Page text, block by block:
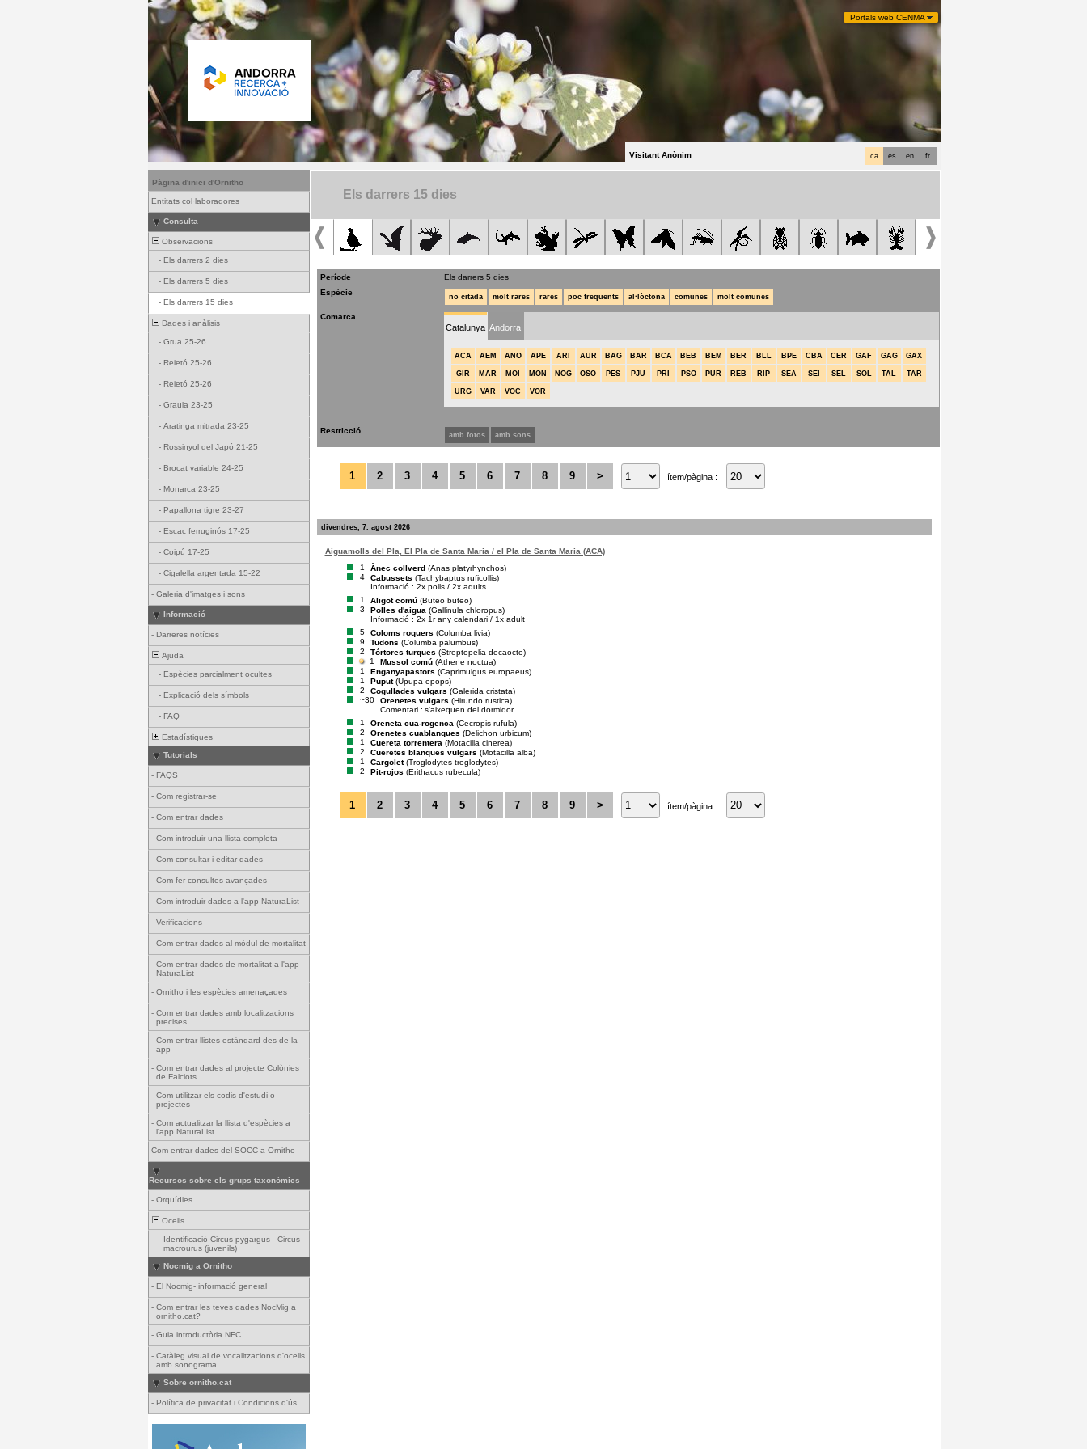
Portals web CENMA
fr
en
es
ca
Visitant Anònim
Pàgina d'inici d'Ornitho
Entitats col·laboradores
Consulta
Observacions
- Els darrers 2 dies
- Els darrers 5 dies
- Els darrers 15 dies
Dades i anàlisis
- Grua 25-26
- Reietó 25-26
- Reietó 25-26
- Graula 23-25
- Aratinga mitrada 23-25
- Rossinyol del Japó 21-25
- Brocat variable 24-25
- Monarca 23-25
- Papallona tigre 23-27
- Escac ferruginós 17-25
- Coipú 17-25
- Cigalella argentada 15-22
- Galeria d'imatges i sons
Informació
- Darreres notícies
Ajuda
- Espècies parcialment ocultes
- Explicació dels símbols
- FAQ
Estadístiques
Tutorials
- FAQS
- Com registrar-se
- Com entrar dades
- Com introduir una llista completa
- Com consultar i editar dades
- Com fer consultes avançades
- Com introduir dades a l'app NaturaList
- Verificacions
- Com entrar dades al mòdul de mortalitat
- Com entrar dades de mortalitat a l'app
NaturaList
- Ornitho i les espècies amenaçades
- Com entrar dades amb localitzacions
precises
- Com entrar llistes estàndard des de la
app
- Com entrar dades al projecte Colònies
de Falciots
- Com utilitzar els codis d'estudi o
projectes
- Com actualitzar la llista d'espècies a
l'app NaturaList
Com entrar dades del SOCC a Ornitho
Recursos sobre els grups taxonòmics
- Orquídies
Ocells
- Identificació Circus pygargus - Circus
macrourus (juvenils)
Nocmig a Ornitho
- El Nocmig- informació general
- Com entrar les teves dades NocMig a
ornitho.cat?
- Guia introductòria NFC
- Catàleg visual de vocalitzacions d'ocells
amb sonograma
Sobre ornitho.cat
- Política de privacitat i Condicions d'ús
Els darrers 15 dies
Període
Els darrers 5 dies
Espècie
no citada molt rares rares poc freqüents al·lòctona comunes molt comunes
Comarca
Catalunya Andorra
ACA AEM ANO APE ARI AUR BAG BAR BCA BEB BEM BER BLL BPE CBA CER GAF GAG GAX
GIR MAR MOI MON NOG OSO PES PJU PRI PSO PUR REB RIP SEA SEI SEL SOL TAL TAR
URG VAR VOC VOR
Restricció amb fotos amb sons
1 2 3 4 5 6 7 8 9 > ítem/pàgina :
divendres, 7. agost 2026
Aiguamolls del Pla, El Pla de Santa Maria / el Pla de Santa Maria (ACA)
1
Ànec collverd (Anas platyrhynchos)
4
Cabussets (Tachybaptus ruficollis)
Informació : 2x polls / 2x adults
1
Aligot comú (Buteo buteo)
3
Polles d'aigua (Gallinula chloropus)
Informació : 2x 1r any calendari / 1x adult
5
Coloms roquers (Columba livia)
9
Tudons (Columba palumbus)
2
Tórtores turques (Streptopelia decaocto)
1
Mussol comú (Athene noctua)
1
Enganyapastors (Caprimulgus europaeus)
1
Puput (Upupa epops)
2
Cogullades vulgars (Galerida cristata)
~30
Orenetes vulgars (Hirundo rustica)
Comentari : s'aixequen del dormidor
1
Oreneta cua-rogenca (Cecropis rufula)
2
Orenetes cuablanques (Delichon urbicum)
1
Cuereta torrentera (Motacilla cinerea)
2
Cueretes blanques vulgars (Motacilla alba)
1
Cargolet (Troglodytes troglodytes)
2
Pit-rojos (Erithacus rubecula)
1 2 3 4 5 6 7 8 9 > ítem/pàgina :